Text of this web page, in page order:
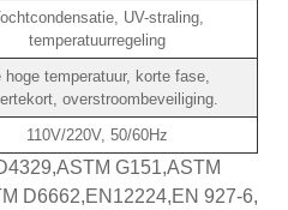
UV-straling,
temperatuurregeling
hoge temperatuur, korte fase,
overstroombeveiliging.
110V/220V, 50/60Hz
G151,ASTM
D6662,EN12224,EN 927-6,